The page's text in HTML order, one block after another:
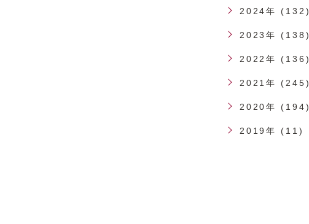
2024年 (132)
2023年 (138)
2022年 (136)
2021年 (245)
2020年 (194)
2019年 (11)